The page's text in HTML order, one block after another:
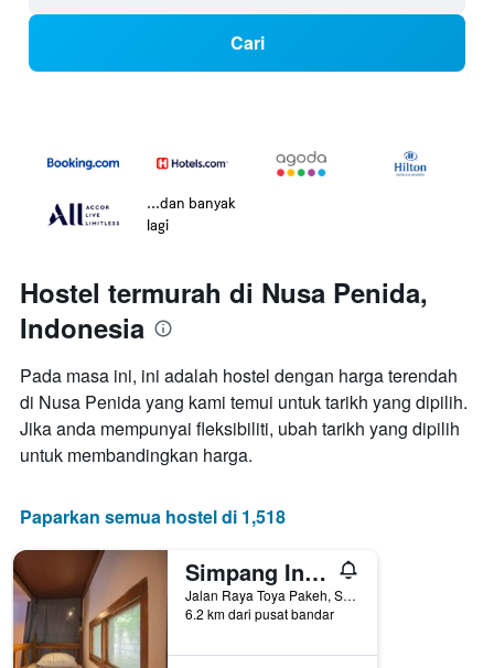
Cari
...dan banyak
lagi
Hostel termurah di Nusa Penida,
Indonesia
Pada masa ini, ini adalah hostel dengan harga terendah
di Nusa Penida yang kami temui untuk tarikh yang dipilih.
Jika anda mempunyai fleksibiliti, ubah tarikh yang dipilih
untuk membandingkan harga.
Paparkan semua hostel di 1,518
Simpang Inn Hostel
Jalan Raya Toya Pakeh, Sakti, Buyuk, Nusa Penida, Indonesia
6.2 km dari pusat bandar